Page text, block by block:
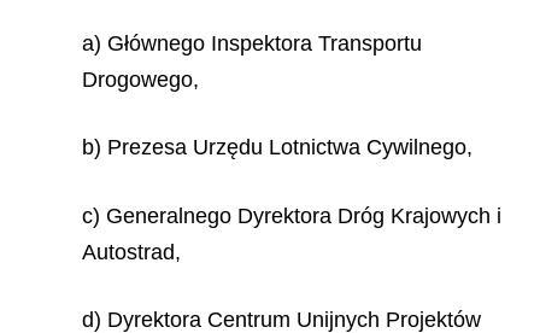
a) Głównego Inspektora Transportu
Drogowego,
b) Prezesa Urzędu Lotnictwa Cywilnego,
c) Generalnego Dyrektora Dróg Krajowych i
Autostrad,
d) Dyrektora Centrum Unijnych Projektów